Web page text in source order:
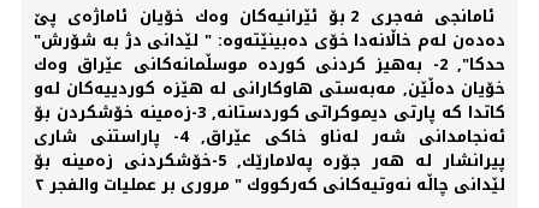
ئامانجی فەجری 2 بۆ ئێرانیەكان وەك خۆیان ئاماژەی پێ
دەدەن لەم خاڵانەدا خۆی دەبینێتەوە: " لێدانی دژ بە شۆرش"
حدكا", 2- بەهیز كردنی كوردە موسڵمانەكانی عێراق وەك
خۆیان دەڵێن, مەبەستی هاوكارانی لە هێزە كوردییەكان لەو
كاتدا كە پارتی دیموكراتی كوردستانە, 3-زەمینە خۆشكردن بۆ
ئەنجامدانی شەر لەناو خاكی عێراق, 4- پاراستنی شاری
پیرانشار لە هەر جۆرە پەلامارێك, 5-خۆشكردنی زەمینە بۆ
لێدانی چاڵە نەوتیەكانی كەركووك " مروری بر عملیات والفجر ۲